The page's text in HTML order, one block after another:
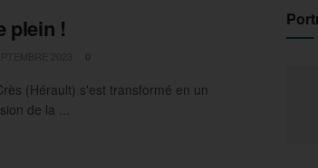
plein !
(Hérault) s'est transformé en un
de la ...